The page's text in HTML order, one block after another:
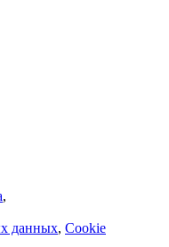
,
данных, Cookie